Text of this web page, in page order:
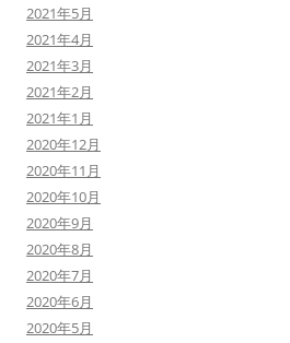
2021年5月
2021年4月
2021年3月
2021年2月
2021年1月
2020年12月
2020年11月
2020年10月
2020年9月
2020年8月
2020年7月
2020年6月
2020年5月